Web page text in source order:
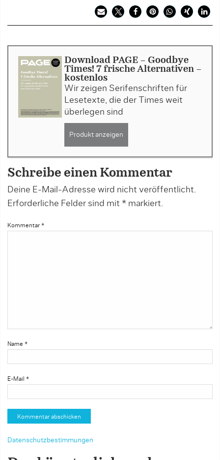
Download PAGE - Goodbye
Times! 7 frische Alternativen -
kostenlos
Wir zeigen Serifenschriften für
Lesetexte, die der Times weit
überlegen sind
Produkt anzeigen
Schreibe einen Kommentar
Deine E-Mail-Adresse wird nicht veröffentlicht.
Erforderliche Felder sind mit * markiert.
Kommentar *
Name *
E-Mail *
Datenschutzbestimmungen